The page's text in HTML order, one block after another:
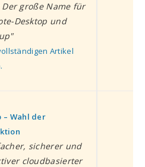
Der große Name für
Desktop und
Artikel
– Wahl der
sicherer und
cloudbasierter